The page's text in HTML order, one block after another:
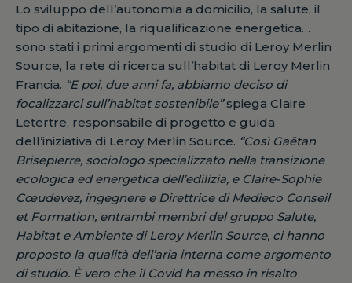
Lo sviluppo dell’autonomia a domicilio, la salute, il
tipo di abitazione, la riqualificazione energetica…
sono stati i primi argomenti di studio di Leroy Merlin
Source, la rete di ricerca sull’habitat di Leroy Merlin
Francia. “E poi, due anni fa, abbiamo deciso di
focalizzarci sull’habitat sostenibile”spiega Claire
Letertre, responsabile di progetto e guida
dell’iniziativa di Leroy Merlin Source. “Così Gaëtan
Brisepierre, sociologo specializzato nella transizione
ecologica ed energetica dell’edilizia, e Claire-Sophie
Cœudevez, ingegnere e Direttrice di Medieco Conseil
et Formation, entrambi membri del gruppo Salute,
Habitat e Ambiente di Leroy Merlin Source, ci hanno
proposto la qualità dell’aria interna come argomento
di studio. È vero che il Covid ha messo in risalto